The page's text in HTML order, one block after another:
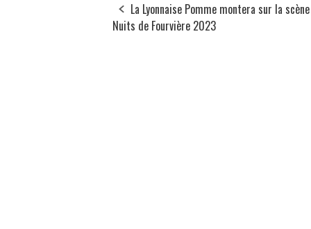
La Lyonnaise Pomme montera sur la
Nuits de Fourvière 2023